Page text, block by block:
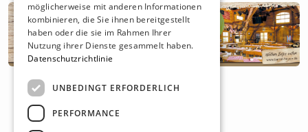
möglicherweise mit anderen Informationen
kombinieren, die Sie ihnen bereitgestellt
haben oder die sie im Rahmen Ihrer
Nutzung ihrer Dienste gesammelt haben.
Datenschutzrichtlinie
UNBEDINGT ERFORDERLICH
PERFORMANCE